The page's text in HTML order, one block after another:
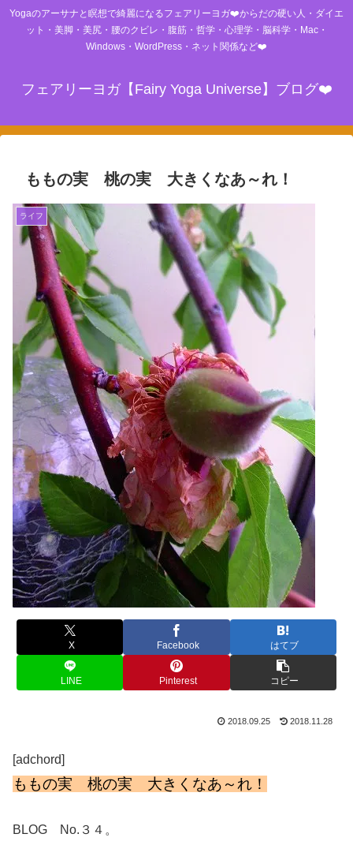
Yogaのアーサナと瞑想で綺麗になるフェアリーヨガ❤️からだの硬い人・ダイエ
ット・美脚・美尻・腰のクビレ・腹筋・哲学・心理学・脳科学・Mac・
Windows・WordPress・ネット関係など❤️
フェアリーヨガ【Fairy Yoga Universe】ブログ❤️
ももの実 桃の実 大きくなあ～れ！
ライフ
X Facebook はてブ
LINE Pinterest コピー
2018.09.25 2018.11.28
[adchord]
ももの実 桃の実 大きくなあ～れ！
BLOG No.３４。